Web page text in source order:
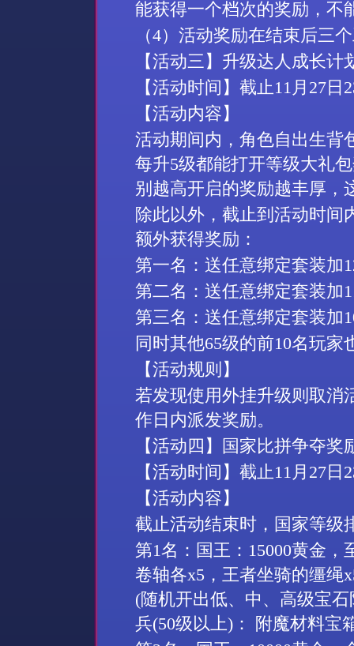
能获得一个档次的奖励，不
（4） 活动奖励在结束后三
【活动三】升级达人成长计
【活动时间】截止11 月 27日
【活动内容】
活动期间内，角色自出生背
每升5级都能打开等级大礼
别越高开启的奖励越丰厚，
除此以外，截止到活动时间
额外获得奖励：
第一名：送任意绑定套装加
第二名：送任意绑定套装加
第三名：送任意绑定套装加
同时其他65级的前10名玩家
【活动规则】
若发现使用外挂升级则取消
作日内派发奖励。
【活动四 】
国家比拼争夺奖
【活动时间】截止11 月 27日
【活动内容】
截止活动结束时，国家等级
第1名：国王： 15000黄金，
卷轴各x5 ，王者坐骑的缰绳
(随机开出低、中、高级宝石
兵(50级以上)：
附魔材料宝